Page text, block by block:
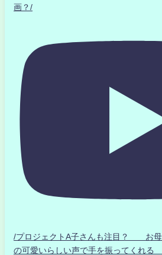
画？/
/プロジェクトA子さんも注目？ お
の可愛いらしい声で手を振ってくれる